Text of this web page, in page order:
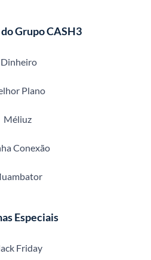
Grupo CASH3
Plano
Méliuz
Conexão
Especiais
Friday